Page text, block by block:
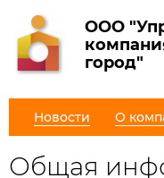
ООО
город"
Новости О
Общая